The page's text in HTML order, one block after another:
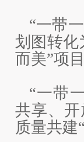
“一带
划图转化
而美”项
“一带
共享、
质量共建